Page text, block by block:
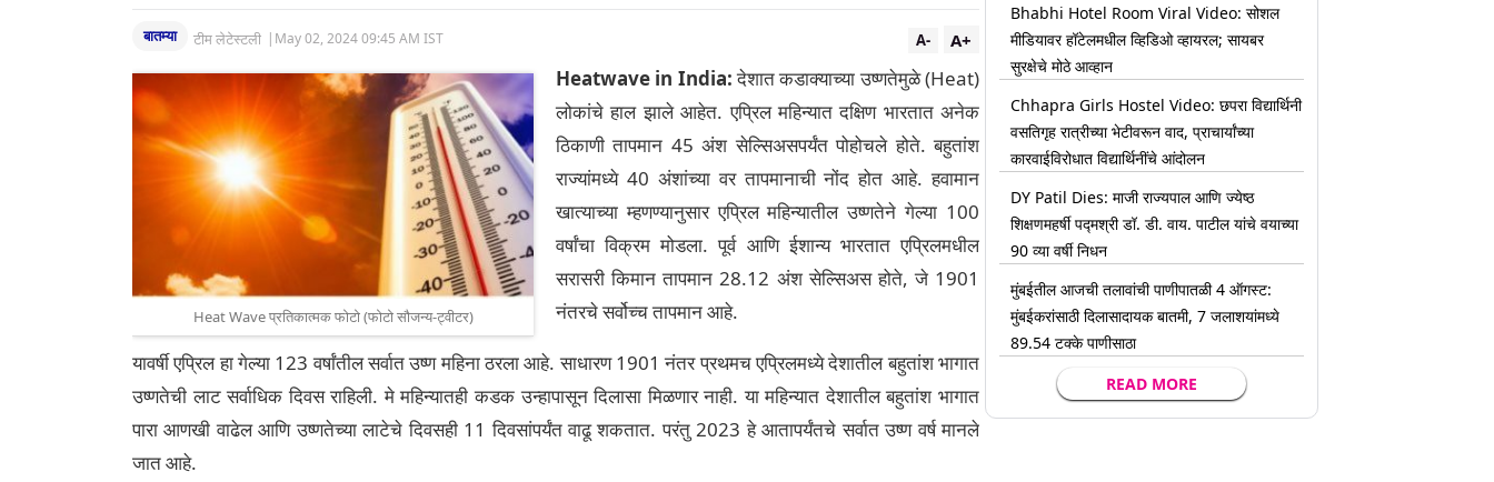
बातम्या टीम लेटेस्टली | May 02, 2024 09:45 AM IST A+
A-
Heat Wave प्रतिकात्मक फोटो (फोटो सौजन्य-ट्वीटर)
Heatwave in India:देशात कडाक्याच्या उष्णतेमुळे (Heat)
लोकांचे हाल झाले आहेत. एप्रिल महिन्यात दक्षिण भारतात अनेक
ठिकाणी तापमान 45 अंश सेल्सिअसपर्यंत पोहोचले होते. बहुतांश
राज्यांमध्ये 40 अंशांच्या वर तापमानाची नोंद होत आहे. हवामान
खात्याच्या म्हणण्यानुसार एप्रिल महिन्यातील उष्णतेने गेल्या 100
वर्षांचा विक्रम मोडला. पूर्व आणि ईशान्य भारतात एप्रिलमधील
सरासरी किमान तापमान 28.12 अंश सेल्सिअस होते, जे 1901
नंतरचे सर्वोच्च तापमान आहे.
यावर्षी एप्रिल हा गेल्या 123 वर्षांतील सर्वात उष्ण महिना ठरला आहे. साधारण 1901 नंतर प्रथमच एप्रिलमध्ये देशातील बहुतांश भागात
उष्णतेची लाट सर्वाधिक दिवस राहिली. मे महिन्यातही कडक उन्हापासून दिलासा मिळणार नाही. या महिन्यात देशातील बहुतांश भागात
पारा आणखी वाढेल आणि उष्णतेच्या लाटेचे दिवसही 11 दिवसांपर्यंत वाढू शकतात. परंतु 2023 हे आतापर्यंतचे सर्वात उष्ण वर्ष मानले
जात आहे.
Bhabhi Hotel Room Viral Video: सोशल
मीडियावर हॉटेलमधील व्हिडिओ व्हायरल; सायबर
सुरक्षेचे मोठे आव्हान
Chhapra Girls Hostel Video: छपरा विद्यार्थिनी
वसतिगृह रात्रीच्या भेटीवरून वाद, प्राचार्यांच्या
कारवाईविरोधात विद्यार्थिनींचे आंदोलन
DY Patil Dies: माजी राज्यपाल आणि ज्येष्ठ
शिक्षणमहर्षी पद्मश्री डॉ. डी. वाय. पाटील यांचे वयाच्या
90 व्या वर्षी निधन
मुंबईतील आजची तलावांची पाणीपातळी 4 ऑगस्ट:
मुंबईकरांसाठी दिलासादायक बातमी, 7 जलाशयांमध्ये
89.54 टक्के पाणीसाठा
READ MORE